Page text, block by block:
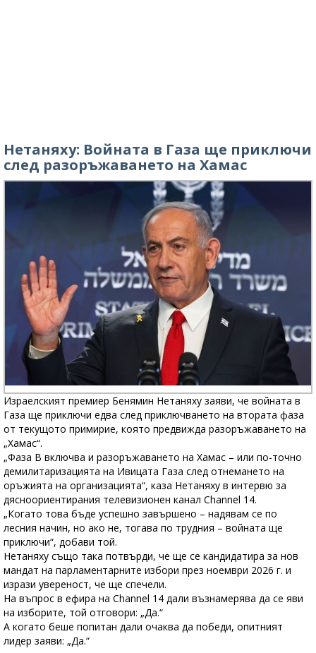
Нетаняху: Войната в Газа ще приключи
след разоръжаването на Хамас
Израелският премиер Бенямин Нетаняху заяви, че войната в
Газа ще приключи едва след приключването на втората фаза
от текущото примирие, която предвижда разоръжаването на
„Хамас“.
„Фаза B включва и разоръжаването на Хамас – или по-точно
демилитаризацията на Ивицата Газа след отнемането на
оръжията на организацията“, каза Нетаняху в интервю за
дясноориентирания телевизионен канал Channel 14.
„Когато това бъде успешно завършено – надявам се по
лесния начин, но ако не, тогава по трудния – войната ще
приключи“, добави той.
Нетаняху също така потвърди, че ще се кандидатира за нов
мандат на парламентарните избори през ноември 2026 г. и
изрази увереност, че ще спечели.
На въпрос в ефира на Channel 14 дали възнамерява да се яви
на изборите, той отговори: „Да.“
А когато беше попитан дали очаква да победи, опитният
лидер заяви: „Да.“